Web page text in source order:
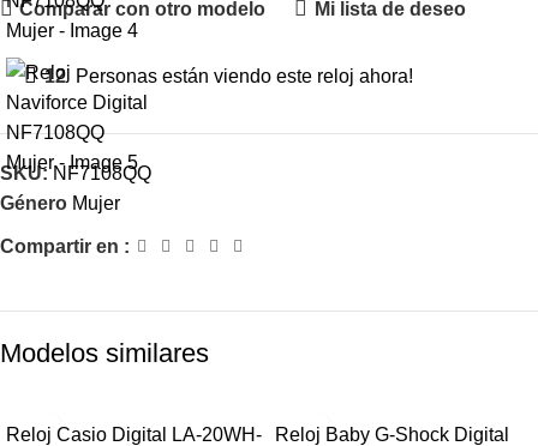
Comparar con otro modelo Mi lista de deseo
12 Personas están viendo este reloj ahora!
SKU:NF7108QQ
Género Mujer
Compartir en :
Modelos similares
-45%
Reloj Casio Digital LA-20WH-
-54%
Reloj Baby G-Shock Digital